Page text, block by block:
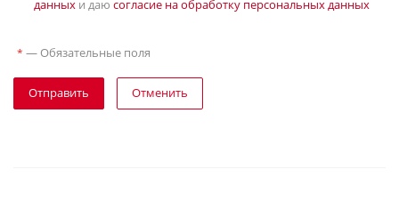
данных и даю согласие на обработку персональных данных
* — Обязательные поля
Отправить Отменить